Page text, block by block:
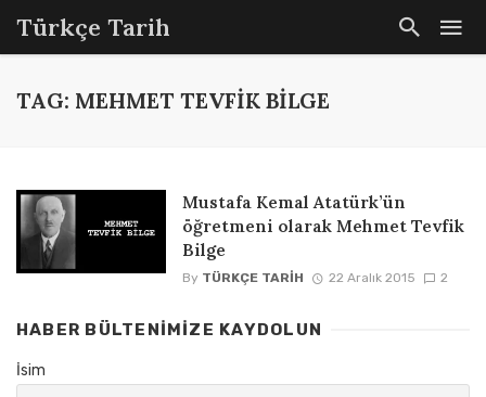
Türkçe Tarih
TAG: MEHMET TEVFIK BILGE
Mustafa Kemal Atatürk’ün
öğretmeni olarak Mehmet Tevfik
Bilge
By TÜRKÇE TARIH 22 Aralık 2015 2
HABER BÜLTENIMIZE KAYDOLUN
İsim